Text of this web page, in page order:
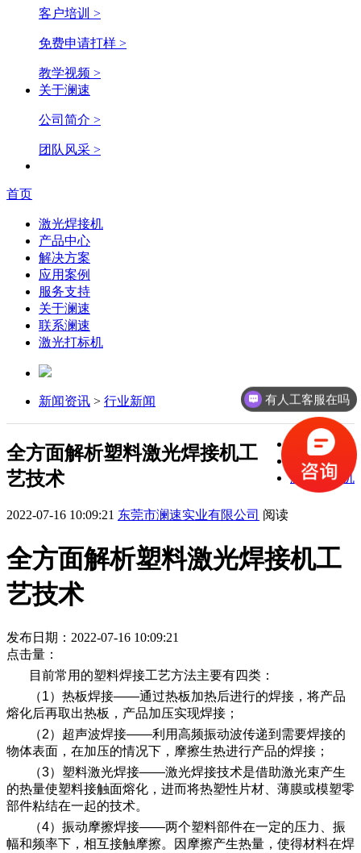
客户培训 >
免费申请打样 >
教学视频 >
关于澜速
公司简介 >
团队风采 >
首页
激光焊接机
产品中心
解决方案
应用案例
服务支持
关于澜速
联系澜速
激光打标机
新闻资讯 > 行业新闻
激光焊接机
激光打标机
激光切割机
全方面解析塑料激光焊接机工
艺技术
2022-07-16 10:09:21 东莞市澜速实业有限公司 阅读
全方面解析塑料激光焊接机工
艺技术
发布日期：2022-07-16 10:09:21
点击量：
目前常用的塑料焊接工艺方法主要有四类：
（1）热板焊接——通过热板加热后进行的焊接，将产品
熔化后再取出热板，产品加压实现焊接；
（2）超声波焊接——利用高频振动波传递到需要焊接的
物体表面，在加压的情况下，摩擦生热进行产品的焊接；
（3）塑料激光焊接——激光焊接技术是借助激光束产生
的热量使塑料接触面熔化，进而将热塑性片材、薄膜或模塑零
部件粘结在一起的技术。
（4）振动摩擦焊接——两个塑料部件在一定的压力、振
幅和频率下，相互接触摩擦。因摩擦产生热量，使得材料在焊
有人工客服在吗